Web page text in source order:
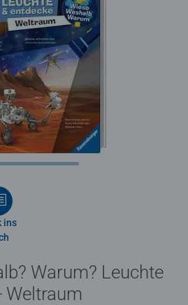
ins
Warum? Leuchte
Weltraum